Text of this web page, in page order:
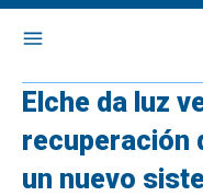
Elche da luz
recuperación
un nuevo